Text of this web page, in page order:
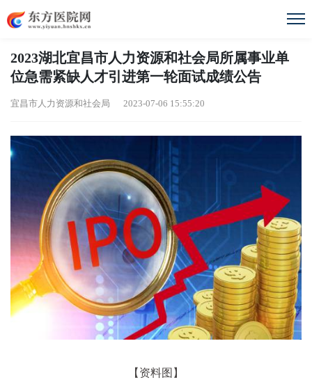
2023湖北宜昌市人力资源和社会局所属事业单
位急需紧缺人才引进第一轮面试成绩公告
宜昌市人力资源和社会局 2023-07-06 15:55:20
【资料图】